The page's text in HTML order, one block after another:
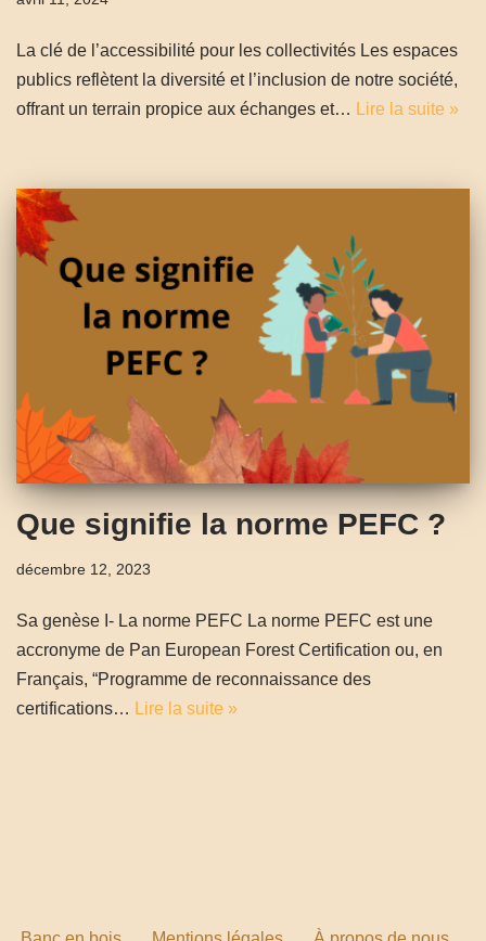
La clé de l’accessibilité pour les collectivités Les espaces
publics reflètent la diversité et l’inclusion de notre société,
offrant un terrain propice aux échanges et… Lire la suite »
Que signifie la norme PEFC ?
décembre 12, 2023
Sa genèse I- La norme PEFC La norme PEFC est une
accronyme de Pan European Forest Certification ou, en
Français, “Programme de reconnaissance des
certifications… Lire la suite »